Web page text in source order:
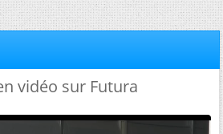
vidéo sur Futura